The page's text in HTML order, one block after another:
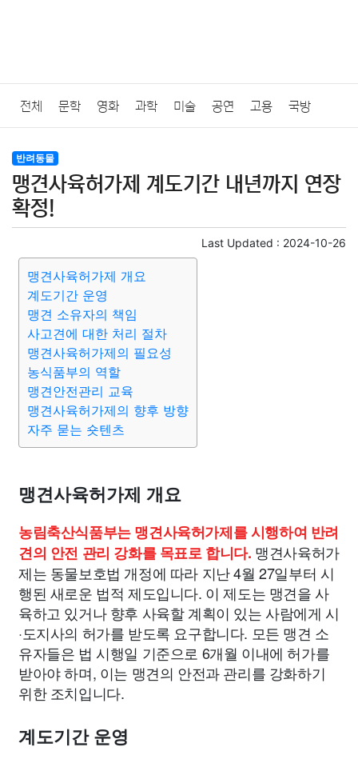
전체 문학 영화 과학 미술 공연 고용 국방
법률
질병 가요 방송 일상 주식 암호화폐 블록체인
미용 증권 인테리어
요리 상품리뷰 원예
대출 자동차 취미 여행
종교 사회 정치
부동산 외국어 교육 교통
반려동물
맹견사육허가제 계도기간 내년까지 연장
확정!
Last Updated : 2024-10-26
맹견사육허가제 개요
계도기간 운영
맹견 소유자의 책임
사고견에 대한 처리 절차
맹견사육허가제의 필요성
농식품부의 역할
맹견안전관리 교육
맹견사육허가제의 향후 방향
자주 묻는 숏텐츠
맹견사육허가제 개요
농림축산식품부는 맹견사육허가제를 시행하여 반려
견의 안전 관리 강화를 목표로 합니다. 맹견사육허가
제는 동물보호법 개정에 따라 지난 4월 27일부터 시
행된 새로운 법적 제도입니다. 이 제도는 맹견을 사
육하고 있거나 향후 사육할 계획이 있는 사람에게 시
·도지사의 허가를 받도록 요구합니다. 모든 맹견 소
유자들은 법 시행일 기준으로 6개월 이내에 허가를
받아야 하며, 이는 맹견의 안전과 관리를 강화하기
위한 조치입니다.
계도기간 운영